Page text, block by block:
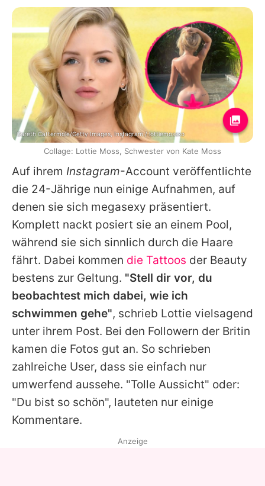
Auf ihrem Instagram-Account veröffentlichte
die 24-Jährige nun einige Aufnahmen, auf
denen sie sich megasexy präsentiert.
Komplett nackt posiert sie an einem Pool,
während sie sich sinnlich durch die Haare
fährt. Dabei kommen die Tattoos der Beauty
bestens zur Geltung. "Stell dir vor, du
beobachtest mich dabei, wie ich
schwimmen gehe", schrieb Lottie vielsagend
unter ihrem Post. Bei den Followern der Britin
kamen die Fotos gut an. So schrieben
zahlreiche User, dass sie einfach nur
umwerfend aussehe. "Tolle Aussicht" oder:
"Du bist so schön", lauteten nur einige
Kommentare.
Gareth Cattermole/Getty Images, Instagram / lottiemossxo
Collage: Lottie Moss, Schwester von Kate Moss
Anzeige